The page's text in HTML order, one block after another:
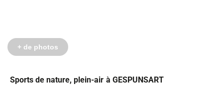
Sports de nature, plein-air à GESPUNSART
+ de photos